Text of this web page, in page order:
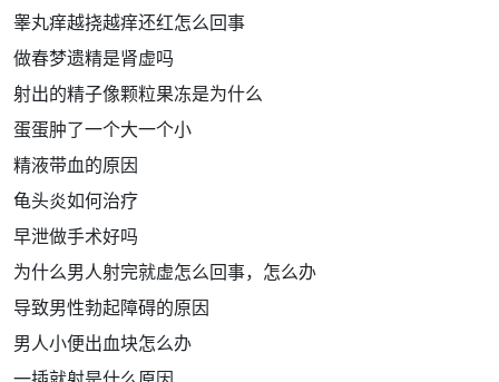
睾丸痒越挠越痒还红怎么回事
做春梦遗精是肾虚吗
射出的精子像颗粒果冻是为什么
蛋蛋肿了一个大一个小
精液带血的原因
龟头炎如何治疗
早泄做手术好吗
为什么男人射完就虚怎么回事，怎么办
导致男性勃起障碍的原因
男人小便出血块怎么办